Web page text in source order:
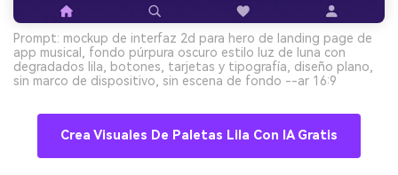
Prompt: mockup de interfaz 2d para hero de landing page de
app musical, fondo púrpura oscuro estilo luz de luna con
degradados lila, botones, tarjetas y tipografía, diseño plano,
sin marco de dispositivo, sin escena de fondo --ar 16:9
Crea Visuales De Paletas Lila Con IA Gratis